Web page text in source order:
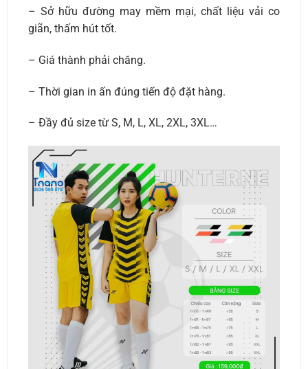
– Sở hữu đường may mềm mại, chất liệu vải co
giãn, thấm hút tốt.
– Giá thành phải chăng.
– Thời gian in ấn đúng tiến độ đặt hàng.
– Đầy đủ size từ S, M, L, XL, 2XL, 3XL…